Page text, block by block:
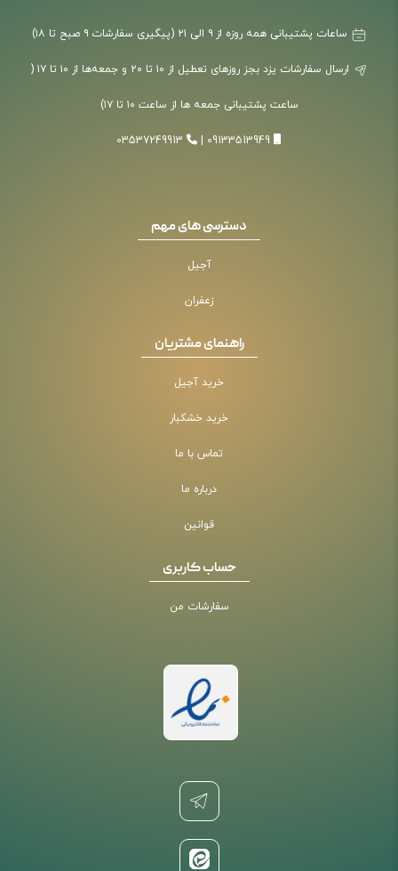
ارسال سفارشات یزد بجز روزهای تعطیل از ۱۰ تا ۲۰ و جمعه‌ها از ۱۰ تا ۱۷ (
ساعت پشتیبانی جمعه ها از ساعت ۱۰ تا ۱۷)
09133513949
03537249913
دسترسی های مهم
آجیل
زعفران
راهنمای مشتریان
خرید آجیل
خرید خشکبار
تماس با ما
درباره ما
قوانین
حساب کاربری
سفارشات من